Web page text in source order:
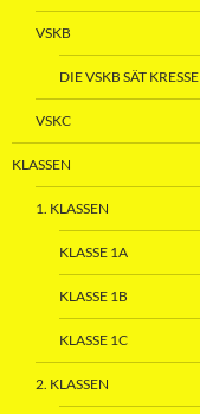
VSKB
DIE VSKB SÄT KRESSE
VSKC
KLASSEN
1. KLASSEN
KLASSE 1A
KLASSE 1B
KLASSE 1C
2. KLASSEN